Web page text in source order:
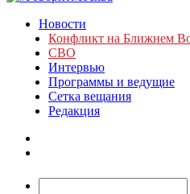
Новости
Конфликт на Ближнем
СВО
Интервью
Программы и ведущие
Сетка вещания
Редакция